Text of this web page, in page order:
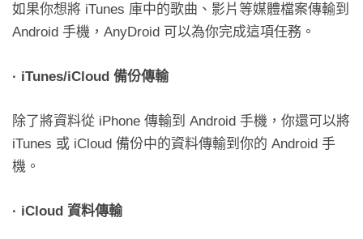
如果你想將 iTunes 庫中的歌曲、影片等媒體檔案傳輸到
Android 手機，AnyDroid 可以為你完成這項任務。
· iTunes/iCloud 備份傳輸
除了將資料從 iPhone 傳輸到 Android 手機，你還可以將
iTunes 或 iCloud 備份中的資料傳輸到你的 Android 手
機。
· iCloud 資料傳輸